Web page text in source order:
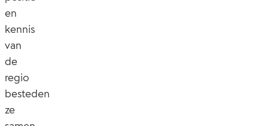
en
kennis
van
de
regio
besteden
ze